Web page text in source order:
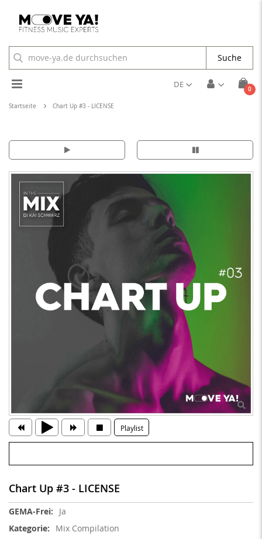
Cart
0
Toggle
Nav
DE
Suche
Startseite Chart Up #3 - LICENSE
Chart Up #3 - LICENSE
Weitere
Informationen
Ja
Mix Compilation
Playlist